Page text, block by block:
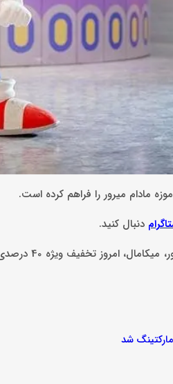
مادام میرور را فراهم کرده است.
دنبال کنید.
به گزارش
شد